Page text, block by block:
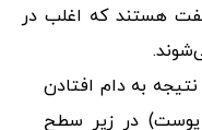
هستند که اغلب در
به دام افتادن
پوست) در زیر سطح